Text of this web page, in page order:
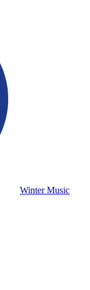
Winter Music